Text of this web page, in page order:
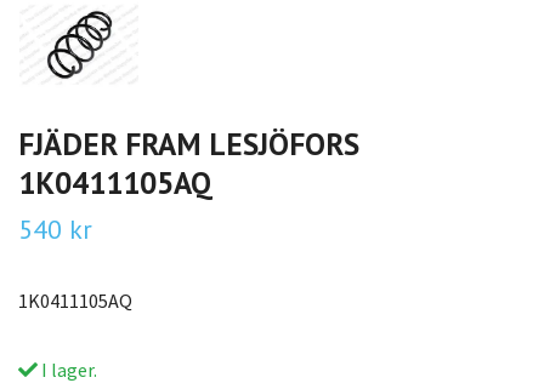
FJÄDER FRAM LESJÖFORS
1K0411105AQ
540 kr
1K0411105AQ
I lager.